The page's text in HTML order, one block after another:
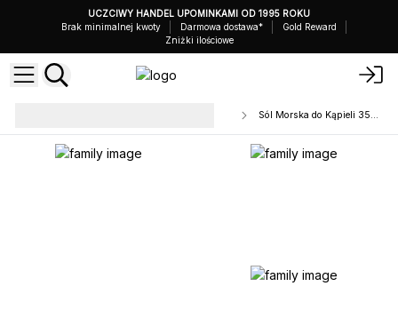
UCZCIWY HANDEL UPOMINKAMI OD 1995 ROKU
Brak minimalnej kwoty
Darmowa dostawa*
Gold Reward
Zniżki ilościowe
Sól Morska do Kąpieli 350 g